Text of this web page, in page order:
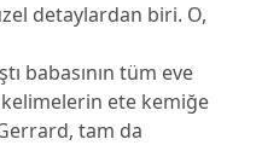
detaylardan biri. O,
babasının tüm eve
kelimelerin ete kemiğe
tam da